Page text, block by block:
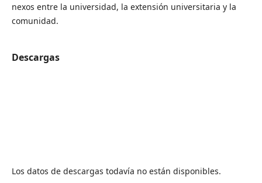
nexos entre la universidad, la extensión universitaria y la
comunidad.
Descargas
Los datos de descargas todavía no están disponibles.